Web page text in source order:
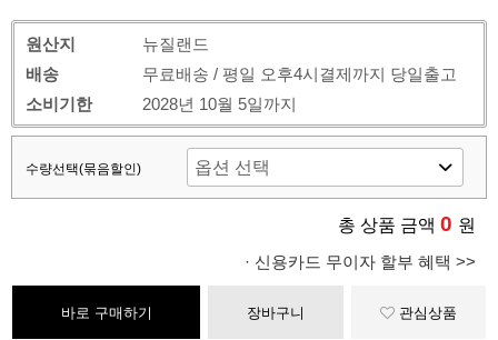
원산지
뉴질랜드
배송
무료배송 / 평일 오후4시결제까지 당일출고
소비기한
2028년 10월 5일까지
수량선택(묶음할인)
총 상품 금액 0 원
· 신용카드 무이자 할부 혜택 >>
바로 구매하기 장바구니 관심상품